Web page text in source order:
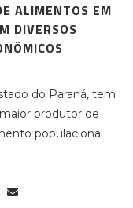
ALIMENTOS EM
DIVERSOS
do Paraná, tem
produtor de
populacional